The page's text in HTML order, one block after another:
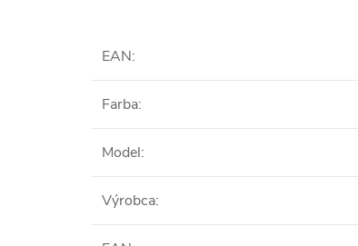
EAN:
Farba:
Model:
Výrobca: